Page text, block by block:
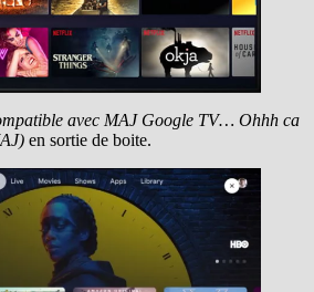
avec MAJ Google TV… Ohhh ca
en sortie de boite.